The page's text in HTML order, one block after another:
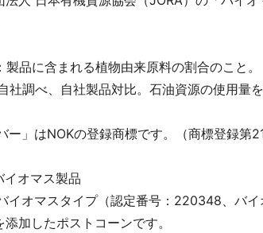
品に含まれる植物由来原料の割合のこと。
調べ、自社製品対比。石油資源の使用量
」はNOKの登録商標です。（商標登録第
オマス製品
オマスタイプ（認定番号：220348、バイ
したポストコーンです。